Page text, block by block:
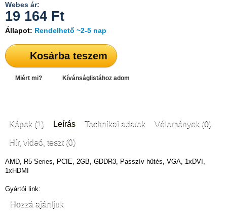
Webes ár:
19 164 Ft
Állapot: Rendelhető ~2-5 nap
Kosárba teszem
Miért mi? Kívánságlistához adom
Képek (1) Leírás Technikai adatok Vélemények (0)
Hír, videó, teszt (0)
AMD, R5 Series, PCIE, 2GB, GDDR3, Passzív hűtés, VGA, 1xDVI,
1xHDMI
Gyártói link:
Hozzá ajánljuk